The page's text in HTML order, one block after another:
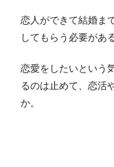
恋人ができて結婚ま
してもらう必要があ
恋愛をしたいという
るのは止めて、恋活
か。